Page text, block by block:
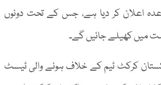
اعلان کر دیا ہے، جس کے تحت دونوں
میں کھیلے جائیں گے۔
کرکٹ ٹیم کے خلاف ہونے والی ٹیسٹ